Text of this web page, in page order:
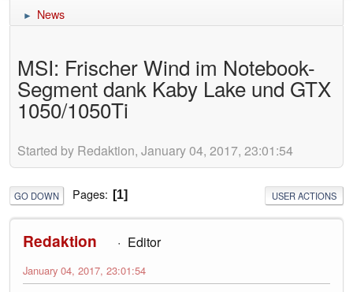
► News
MSI: Frischer Wind im Notebook-
Segment dank Kaby Lake und GTX
1050/1050Ti
Started by Redaktion, January 04, 2017, 23:01:54
GO DOWN Pages 1 USER ACTIONS
Redaktion Editor
January 04, 2017, 23:01:54